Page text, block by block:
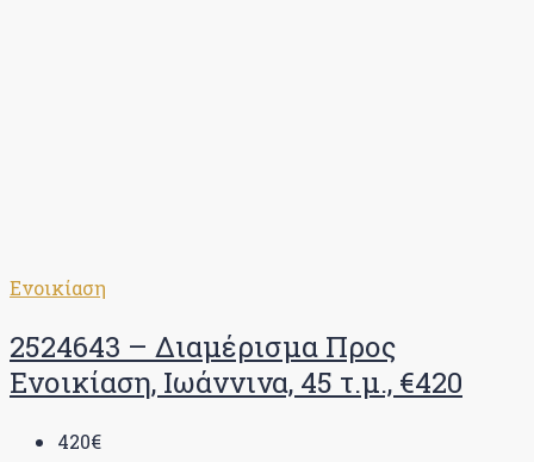
Ενοικίαση
2524643 – Διαμέρισμα Προς
Ενοικίαση, Ιωάννινα, 45 τ.μ., €420
420€